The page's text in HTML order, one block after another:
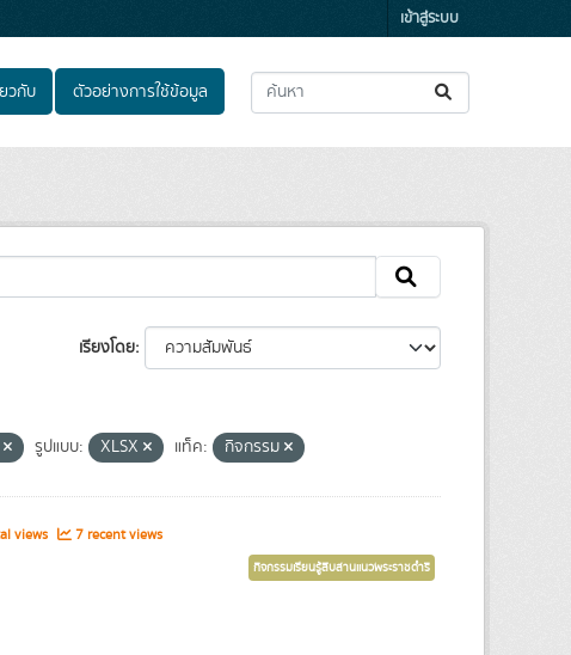
เข้าสู่ระบบ
วกับ ตัวอย่างการใช้ข้อมูล
เรียงโดย
รูปแบบ: XLSX แท็ค: กิจกรรม
views 7 recent views
กิจกรรมเรียนรู้สืบสานแนวพระราชดำริ